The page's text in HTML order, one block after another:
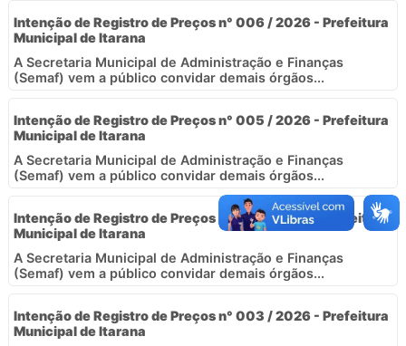
Intenção de Registro de Preços n° 006 / 2026 - Prefeitura
Municipal de Itarana
A Secretaria Municipal de Administração e Finanças
(Semaf) vem a público convidar demais órgãos...
Intenção de Registro de Preços n° 005 / 2026 - Prefeitura
Municipal de Itarana
A Secretaria Municipal de Administração e Finanças
(Semaf) vem a público convidar demais órgãos...
Intenção de Registro de Preços n° 004 / 2026 - Prefeitura
Municipal de Itarana
A Secretaria Municipal de Administração e Finanças
(Semaf) vem a público convidar demais órgãos...
Intenção de Registro de Preços n° 003 / 2026 - Prefeitura
Municipal de Itarana